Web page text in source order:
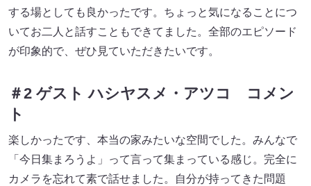
する場としても良かったです。ちょっと気になることにつ
いてお二人と話すこともできてました。全部のエピソード
が印象的で、ぜひ見ていただきたいです。
＃2 ゲスト ハシヤスメ・アツコ コメン
ト
楽しかったです、本当の家みたいな空間でした。みんなで
「今日集まろうよ」って言って集まっている感じ。完全に
カメラを忘れて素で話せました。⾃分が持ってきた問題